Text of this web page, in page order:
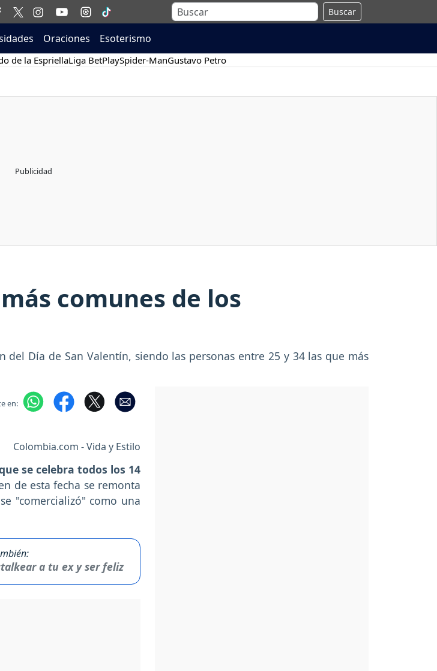
Buscar
Oraciones Esoterismo
de la EspriellaLiga BetPlaySpider-ManGustavo Petro
comunes de los
Día de San Valentín, siendo las personas entre 25 y 34 las que más
en:
Colombia.com - Vida y Estilo
se celebra todos los 14
de esta fecha se remonta
"comercializó" como una
a tu ex y ser feliz